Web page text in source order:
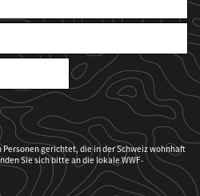
gerichtet, die in der Schweiz wohnhaft
Sie sich bitte an die lokale WWF-